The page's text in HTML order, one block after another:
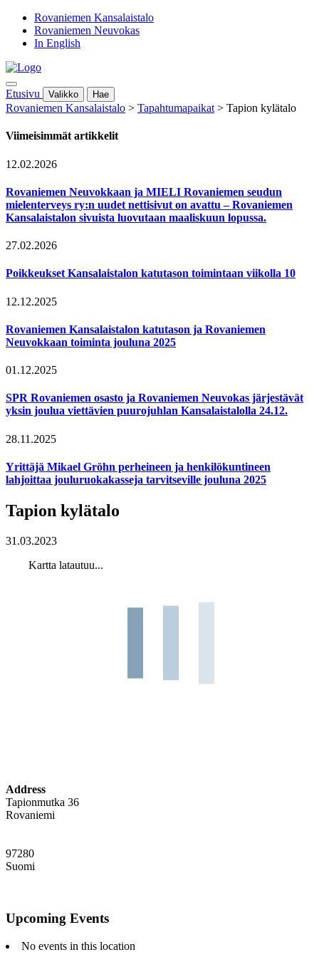
Rovaniemen Kansalaistalo
Rovaniemen Neuvokas
In English
Etusivu Valikko Hae
Rovaniemen Kansalaistalo > Tapahtumapaikat > Tapion kylätalo
Viimeisimmät artikkelit
12.02.2026
Rovaniemen Neuvokkaan ja MIELI Rovaniemen seudun
mielenterveys ry:n uudet nettisivut on avattu – Rovaniemen
Kansalaistalon sivuista luovutaan maaliskuun lopussa.
27.02.2026
Poikkeukset Kansalaistalon katutason toimintaan viikolla 10
12.12.2025
Rovaniemen Kansalaistalon katutason ja Rovaniemen
Neuvokkaan toiminta jouluna 2025
01.12.2025
SPR Rovaniemen osasto ja Rovaniemen Neuvokas järjestävät
yksin joulua viettävien puurojuhlan Kansalaistalolla 24.12.
28.11.2025
Yrittäjä Mikael Gröhn perheineen ja henkilökuntineen
lahjoittaa jouluruokakasseja tarvitseville jouluna 2025
Tapion kylätalo
31.03.2023
Kartta latautuu...
Address
Tapionmutka 36
Rovaniemi
97280
Suomi
Upcoming Events
No events in this location